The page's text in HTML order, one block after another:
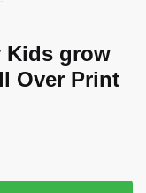
Kids grow
Over Print